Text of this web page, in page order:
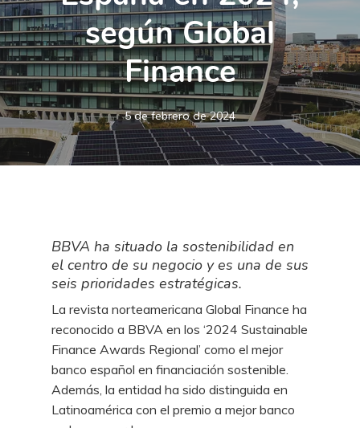
según Global
Finance
5 de febrero de 2024
BBVA ha situado la sostenibilidad en
el centro de su negocio y es una de sus
seis prioridades estratégicas.
La revista norteamericana Global Finance ha
reconocido a BBVA en los ‘2024 Sustainable
Finance Awards Regional’ como el mejor
banco español en financiación sostenible.
Además, la entidad ha sido distinguida en
Latinoamérica con el premio a mejor banco